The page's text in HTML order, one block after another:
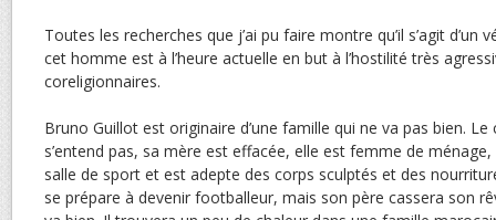
Toutes les recherches que j’ai pu faire montre qu’il s’agit d’un
cet homme est à l’heure actuelle en but à l’hostilité très
coreligionnaires.
Bruno Guillot est originaire d’une famille qui ne va pas bien.
s’entend pas, sa mère est effacée, elle est femme de
salle de sport et est adepte des corps sculptés et des
se prépare à devenir footballeur, mais son père cassera son